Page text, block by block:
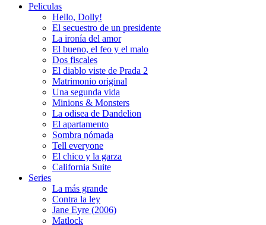
Peliculas
Hello, Dolly!
El secuestro de un presidente
La ironía del amor
El bueno, el feo y el malo
Dos fiscales
El diablo viste de Prada 2
Matrimonio original
Una segunda vida
Minions & Monsters
La odisea de Dandelion
El apartamento
Sombra nómada
Tell everyone
El chico y la garza
California Suite
Series
La más grande
Contra la ley
Jane Eyre (2006)
Matlock